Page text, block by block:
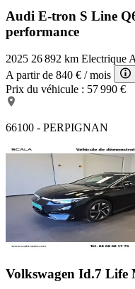
Audi E-tron S Line
performance
2025 26 892 km Electrique
A partir de 840 € / mois
Prix du véhicule : 57 990 €
66100 - PERPIGNAN
Volkswagen Id.7 Life